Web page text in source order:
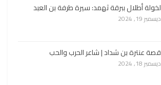
لخولة أطلال ببرقة ثهمد: سيرة طرفة بن العبد
ديسمبر 19, 2024
قصة عنترة بن شداد | شاعر الحرب والحب
ديسمبر 18, 2024